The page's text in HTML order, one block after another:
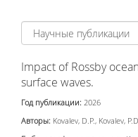
Impact of Rossby
surface waves.
Год публикации: 2026
Авторы: Kovalev, D.P., Kovalev,